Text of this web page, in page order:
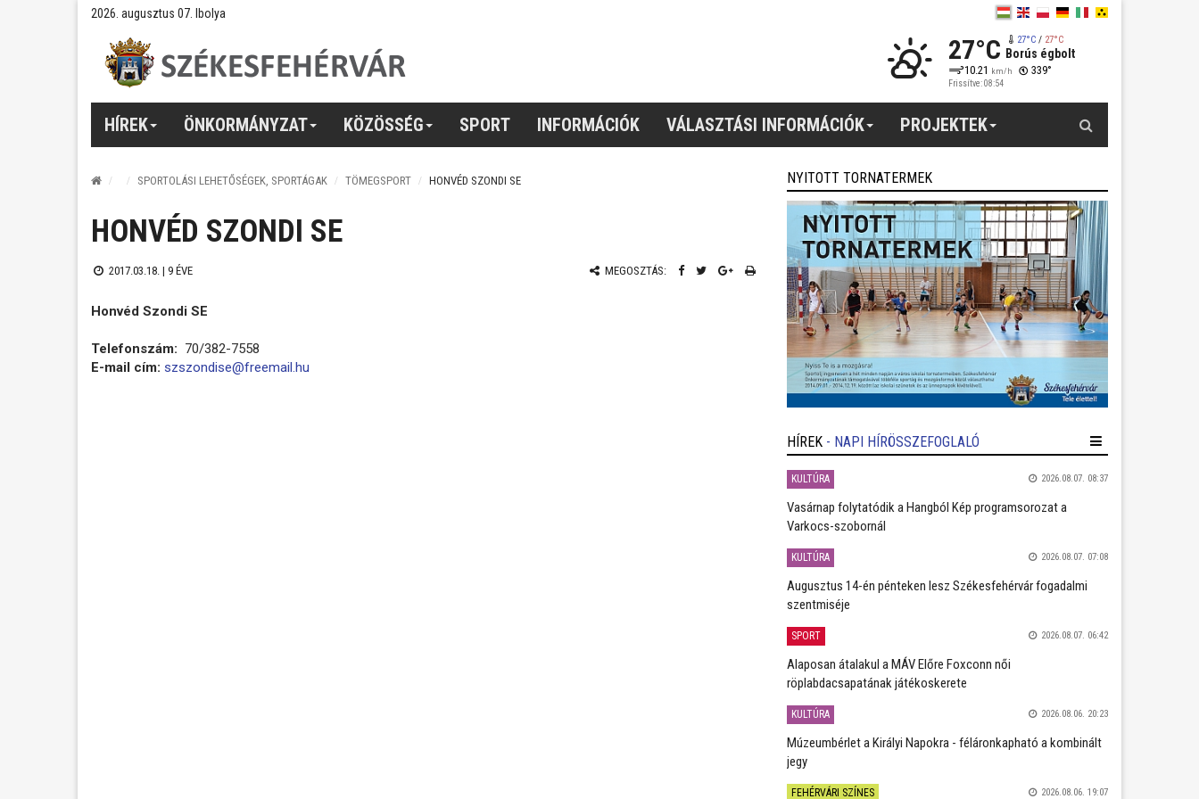
2026. augusztus 07. Ibolya
27°C 27°C/ 27°C
Borús égbolt
10.21 km/h 339°
Frissítve: 08:54
HÍREK ÖNKORMÁNYZAT KÖZÖSSÉG SPORT INFORMÁCIÓK VÁLASZTÁSI INFORMÁCIÓK PROJEKTEK
SPORTOLÁSI LEHETŐSÉGEK, SPORTÁGAK TÖMEGSPORT HONVÉD SZONDI SE
HONVÉD SZONDI SE
2017.03.18. | 9 ÉVE MEGOSZTÁS:
Honvéd Szondi SE
Telefonszám: 70/382-7558
E-mail cím: szszondise@freemail.hu
NYITOTT TORNATERMEK
HÍREK - NAPI HÍRÖSSZEFOGLALÓ
KULTÚRA 2026.08.07. 08:37
Vasárnap folytatódik a Hangból Kép programsorozat a
Varkocs-szobornál
KULTÚRA 2026.08.07. 07:08
Augusztus 14-én pénteken lesz Székesfehérvár fogadalmi
szentmiséje
SPORT 2026.08.07. 06:42
Alaposan átalakul a MÁV Előre Foxconn női
röplabdacsapatának játékoskerete
KULTÚRA 2026.08.06. 20:23
Múzeumbérlet a Királyi Napokra - féláronkapható a kombinált
jegy
FEHÉRVÁRI SZÍNES 2026.08.06. 19:07